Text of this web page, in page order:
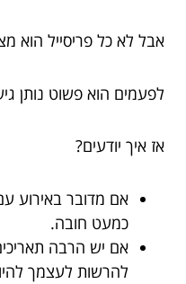
אבל לא כל פריסייל הוא
לפעמים הוא פשוט נותן
אז איך יודעים?
אם מדובר באירוע
כמעט חובה.
אם יש הרבה
להרשות לעצמך